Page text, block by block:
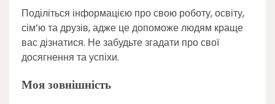
Поділіться інформацією про свою роботу, освіту,
сім’ю та друзів, адже це допоможе людям краще
вас дізнатися. Не забудьте згадати про свої
досягнення та успіхи.
Моя зовнішність